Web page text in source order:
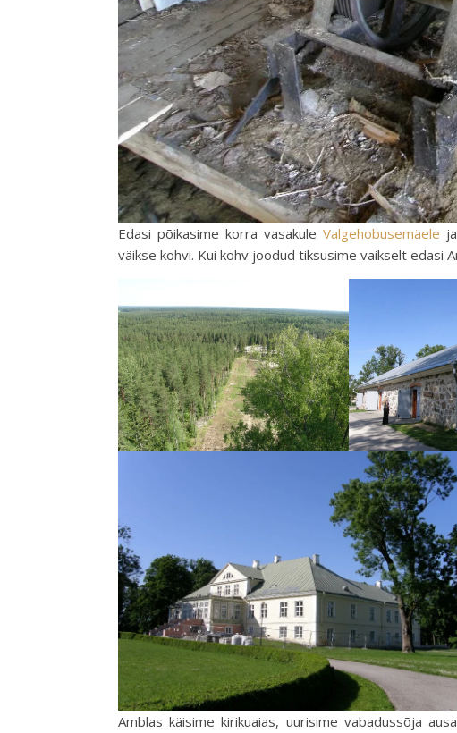
Edasi põikasime korra vasakule Valgehobusemäele
väikse kohvi. Kui kohv joodud tiksusime vaikselt edasi
Amblas käisime kirikuaias, uurisime vabadussõja